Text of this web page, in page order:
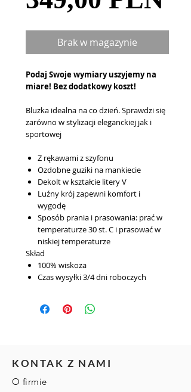
Brak w magazynie
Podaj Swoje wymiary uszyjemy na
miare! Bez dodatkowy koszt!
Bluzka idealna na co dzień. Sprawdzi się
zarówno w stylizacji eleganckiej jak i
sportowej
Z rękawami z szyfonu
Ozdobne guziki na mankiecie
Dekolt w kształcie litery V
Luźny krój zapewni komfort i
wygodę
Sposób prania i prasowania: prać w
temperaturze 30 st. C i prasować w
niskiej temperaturze
Skład
100% wiskoza
Czas wysyłki3/4 dni roboczych
KONTAK Z NAMI
O firmie